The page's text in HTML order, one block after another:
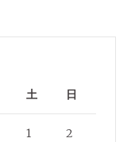
土 日
1 2